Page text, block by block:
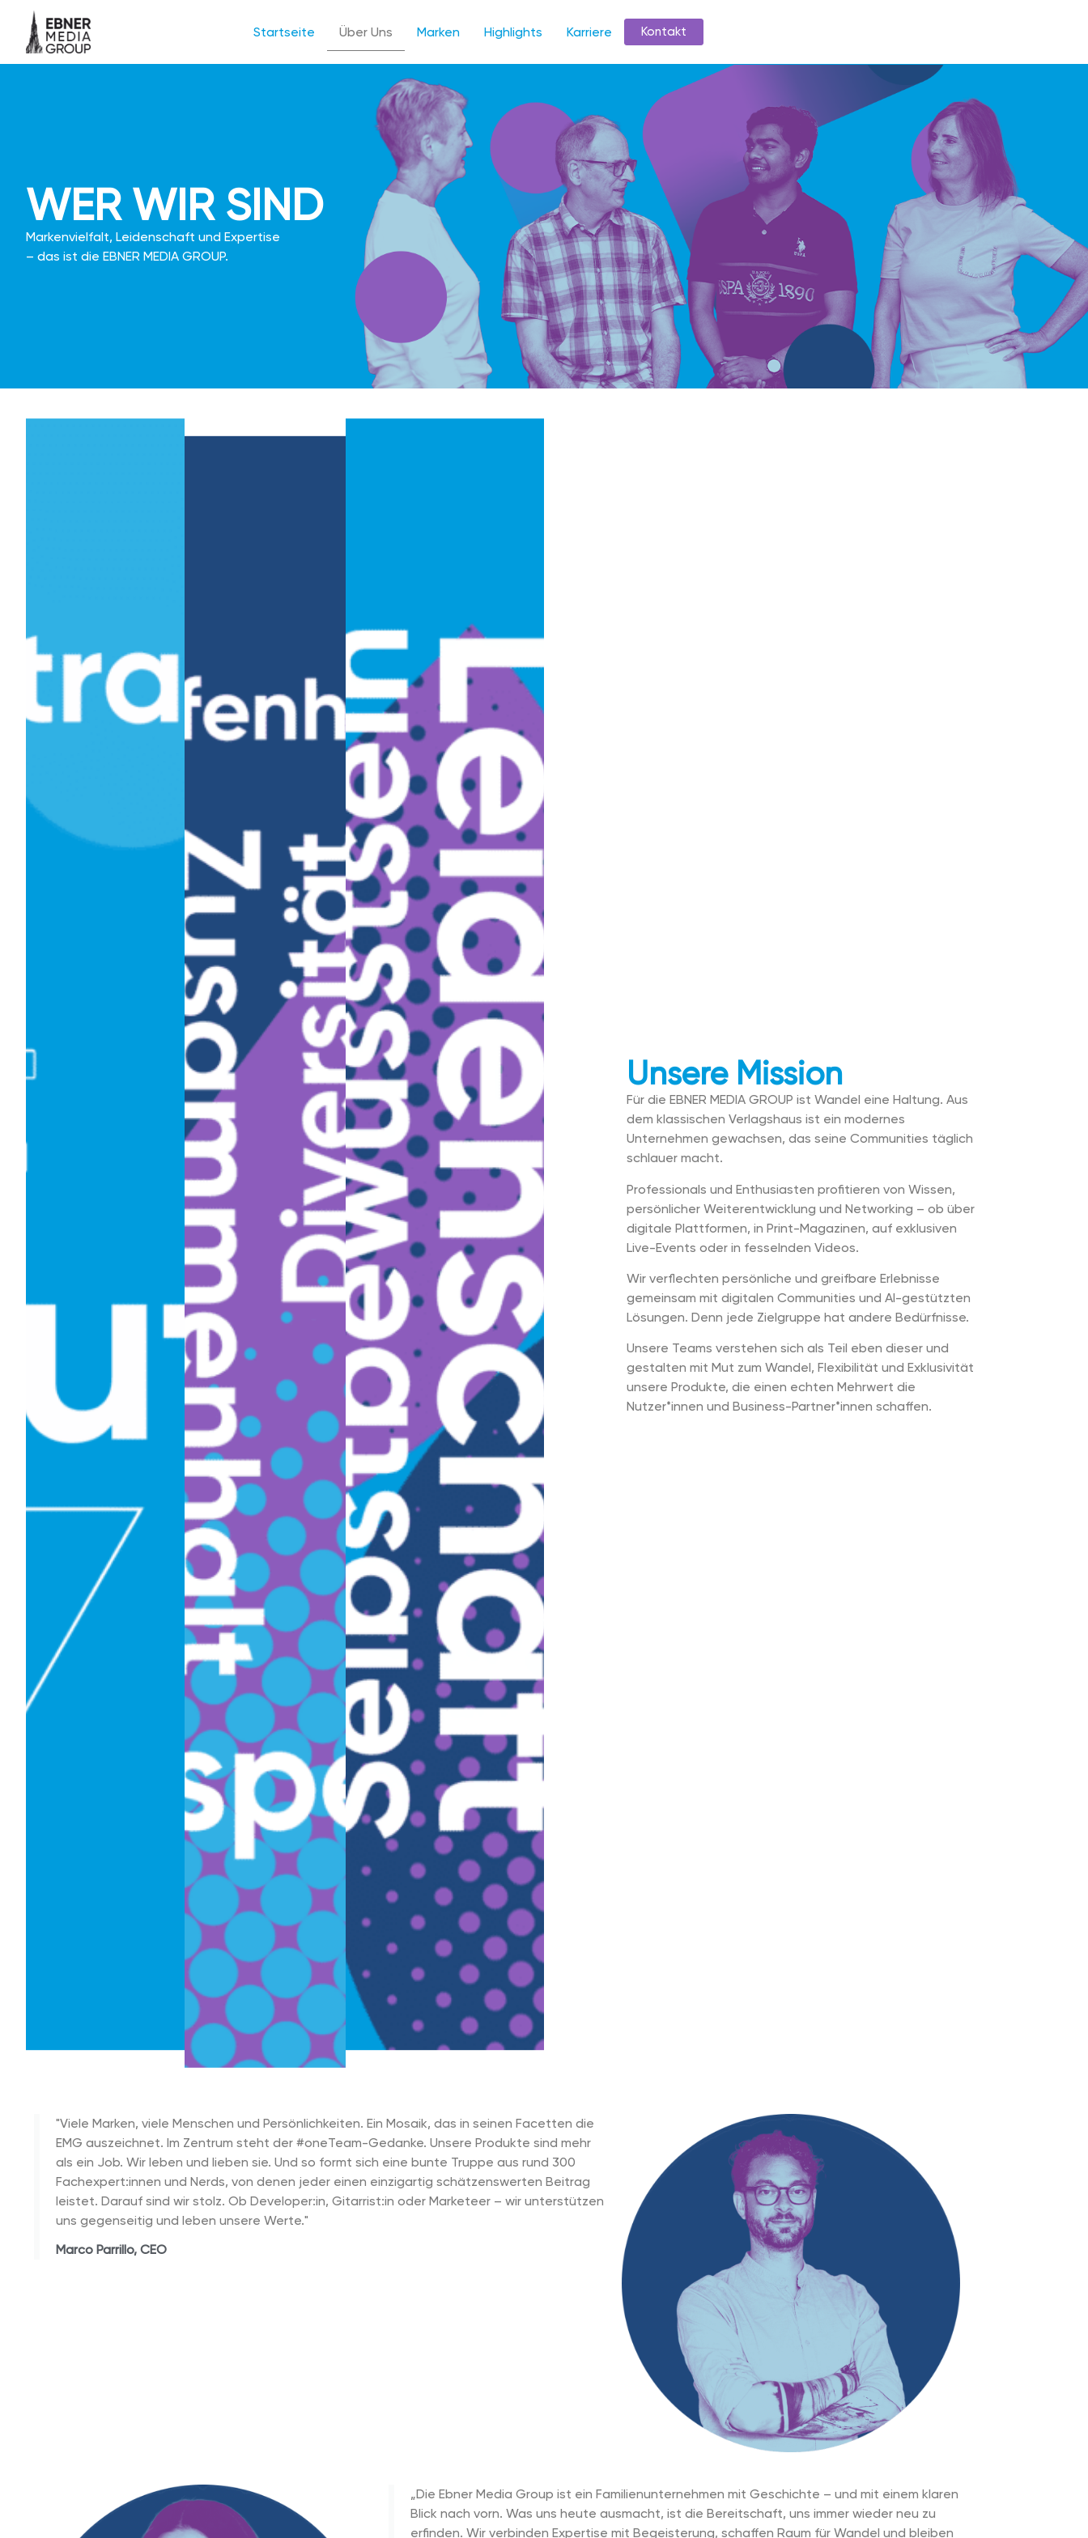
Startseite Über Uns Marken Highlights Karriere Kontakt
WER WIR SIND
Markenvielfalt, Leidenschaft und Expertise
– das ist die EBNER MEDIA GROUP.
Unsere Mission
Für die EBNER MEDIA GROUP ist Wandel eine Haltung. Aus
dem klassischen Verlagshaus ist ein modernes
Unternehmen gewachsen, das seine Communities täglich
schlauer macht.
Professionals und Enthusiasten profitieren von Wissen,
persönlicher Weiterentwicklung und Networking – ob über
digitale Plattformen, in Print-Magazinen, auf exklusiven
Live-Events oder in fesselnden Videos.
Wir verflechten persönliche und greifbare Erlebnisse
gemeinsam mit digitalen Communities und AI-gestützten
Lösungen. Denn jede Zielgruppe hat andere Bedürfnisse.
Unsere Teams verstehen sich als Teil eben dieser und
gestalten mit Mut zum Wandel, Flexibilität und Exklusivität
unsere Produkte, die einen echten Mehrwert die
Nutzer*innen und Business-Partner*innen schaffen.
"Viele Marken, viele Menschen und Persönlichkeiten. Ein Mosaik, das in seinen Facetten die
EMG auszeichnet. Im Zentrum steht der #oneTeam-Gedanke. Unsere Produkte sind mehr
als ein Job. Wir leben und lieben sie. Und so formt sich eine bunte Truppe aus rund 300
Fachexpert:innen und Nerds, von denen jeder einen einzigartig schätzenswerten Beitrag
leistet. Darauf sind wir stolz. Ob Developer:in, Gitarrist:in oder Marketeer – wir unterstützen
uns gegenseitig und leben unsere Werte."
Marco Parrillo, CEO
„Die Ebner Media Group ist ein Familienunternehmen mit Geschichte – und mit einem klaren
Blick nach vorn. Was uns heute ausmacht, ist die Bereitschaft, uns immer wieder neu zu
erfinden. Wir verbinden Expertise mit Begeisterung, schaffen Raum für Wandel und bleiben